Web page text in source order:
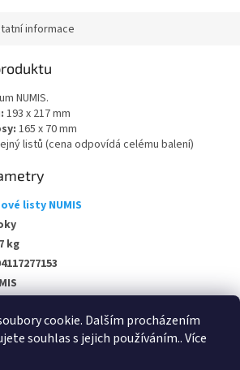
cookie. Dalším procházením
souhlas s jejich používáním.. Více
informace
NUMIS.
193 x 217 mm
165 x 70 mm
listů (cena odpovídá celému balení)
listy NUMIS
kg